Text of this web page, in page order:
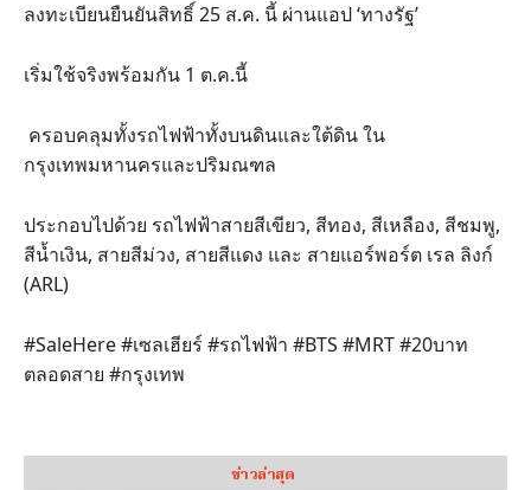
ลงทะเบียนยืนยันสิทธิ์ 25 ส.ค. นี้ ผ่านแอป ‘ทางรัฐ’
เริ่มใช้จริงพร้อมกัน 1 ต.ค.นี้
ครอบคลุมทั้งรถไฟฟ้าทั้งบนดินและใต้ดิน ใน
กรุงเทพมหานครและปริมณฑล
ประกอบไปด้วย รถไฟฟ้าสายสีเขียว, สีทอง, สีเหลือง, สีชมพู,
สีน้ำเงิน, สายสีม่วง, สายสีแดง และ สายแอร์พอร์ต เรล ลิงก์
(ARL)
#SaleHere #เซลเฮียร์ #รถไฟฟ้า #BTS #MRT #20บาท
ตลอดสาย #กรุงเทพ
ข่าวล่าสุด